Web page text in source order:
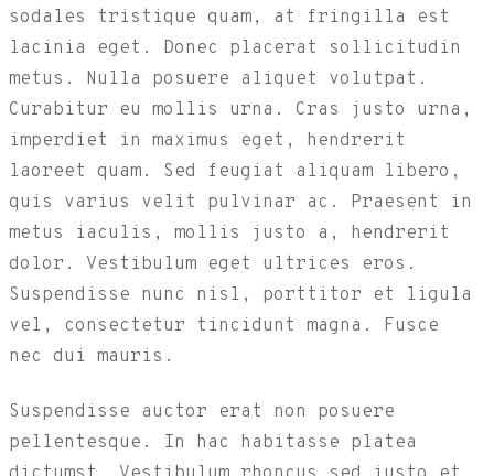
sodales tristique quam, at fringilla est
lacinia eget. Donec placerat sollicitudin
metus. Nulla posuere aliquet volutpat.
Curabitur eu mollis urna. Cras justo urna,
imperdiet in maximus eget, hendrerit
laoreet quam. Sed feugiat aliquam libero,
quis varius velit pulvinar ac. Praesent in
metus iaculis, mollis justo a, hendrerit
dolor. Vestibulum eget ultrices eros.
Suspendisse nunc nisl, porttitor et ligula
vel, consectetur tincidunt magna. Fusce
nec dui mauris.
Suspendisse auctor erat non posuere
pellentesque. In hac habitasse platea